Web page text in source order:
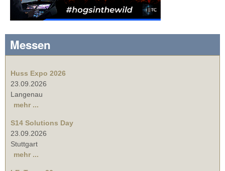
Messen
Huss Expo 2026
23.09.2026
Langenau
mehr ...
S14 Solutions Day
23.09.2026
Stuttgart
mehr ...